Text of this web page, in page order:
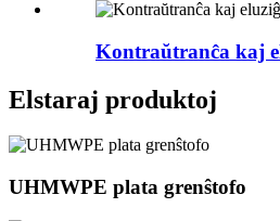
Kontraŭtranĉa kaj
Elstaraj produktoj
UHMWPE plata grenŝtofo